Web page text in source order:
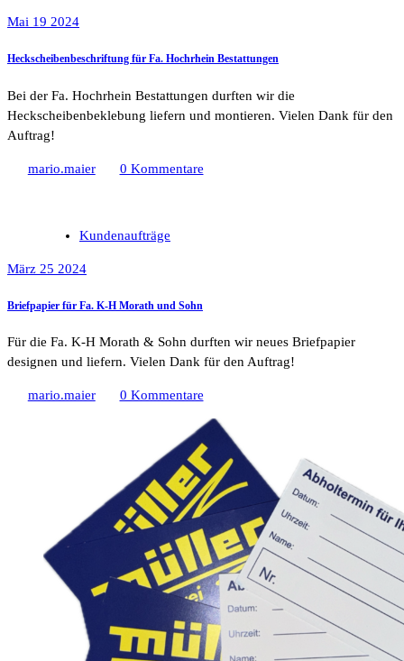
Mai 19 2024
Heckscheibenbeschriftung für Fa. Hochrhein Bestattungen
Bei der Fa. Hochrhein Bestattungen durften wir die
Heckscheibenbeklebung liefern und montieren. Vielen Dank für den
Auftrag!
mario.maier 0 Kommentare
Kundenaufträge
März 25 2024
Briefpapier für Fa. K-H Morath und Sohn
Für die Fa. K-H Morath & Sohn durften wir neues Briefpapier
designen und liefern. Vielen Dank für den Auftrag!
mario.maier 0 Kommentare